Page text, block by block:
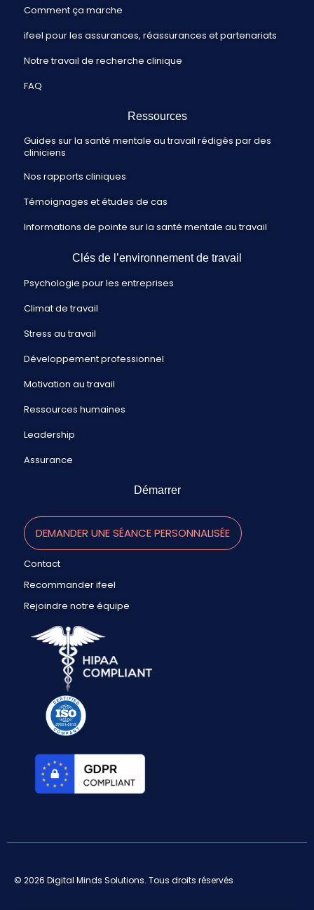
Comment ça marche
ifeel pour les assurances, réassurances et partenariats
Notre travail de recherche clinique
FAQ
Ressources
Guides sur la santé mentale au travail rédigés par des
cliniciens
Nos rapports cliniques
Témoignages et études de cas
Informations de pointe sur la santé mentale au travail
Clés de l’environnement de travail
Psychologie pour les entreprises
Climat de travail
Stress au travail
Développement professionnel
Motivation au travail
Ressources humaines
Leadership
Assurance
Démarrer
DEMANDER UNE SÉANCE PERSONNALISÉE
Contact
Recommander ifeel
Rejoindre notre équipe
© 2026 Digital Minds Solutions. Tous droits réservés